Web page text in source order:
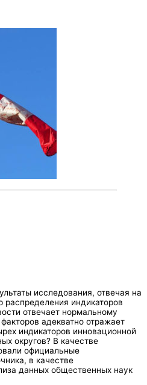
исследования, отвечая на
распределения индикаторов
отвечает нормальному
адекватно отражает
индикаторов инновационной
округов? В качестве
официальные
в качестве
данных общественных наук